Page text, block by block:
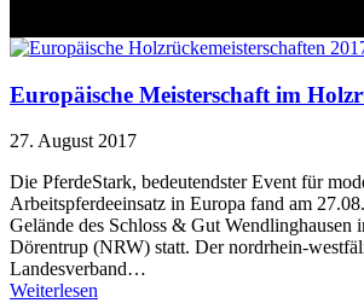
Europäische Meisterschaft im
27. August 2017
Die PferdeStark, bedeutendster Event für
Arbeitspferdeeinsatz in Europa fand am
Gelände des Schloss & Gut Wendlinghausen
Dörentrup (NRW) statt. Der nordrhein-
Landesverband…
Weiterlesen